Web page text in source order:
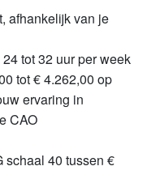
afhankelijk van je
tot 32 uur per week
tot € 4.262,00 op
ervaring in
CAO
schaal 40 tussen €